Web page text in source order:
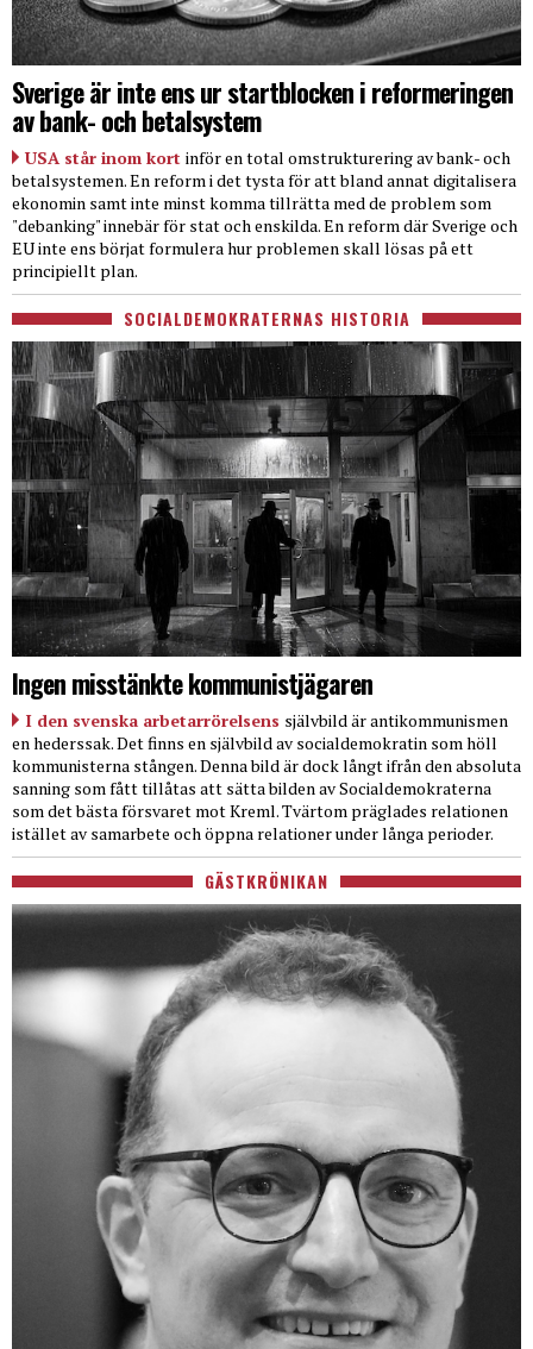
Sverige är inte ens ur startblocken i reformeringen
av bank- och betalsystem
USA står inom kort inför en total omstrukturering av bank- och
betalsystemen. En reform i det tysta för att bland annat digitalisera
ekonomin samt inte minst komma tillrätta med de problem som
"debanking" innebär för stat och enskilda. En reform där Sverige och
EU inte ens börjat formulera hur problemen skall lösas på ett
principiellt plan.
SOCIALDEMOKRATERNAS HISTORIA
Ingen misstänkte kommunistjägaren
I den svenska arbetarrörelsens självbild är antikommunismen
en hederssak. Det finns en självbild av socialdemokratin som höll
kommunisterna stången. Denna bild är dock långt ifrån den absoluta
sanning som fått tillåtas att sätta bilden av Socialdemokraterna
som det bästa försvaret mot Kreml. Tvärtom präglades relationen
istället av samarbete och öppna relationer under långa perioder.
GÄSTKRÖNIKAN